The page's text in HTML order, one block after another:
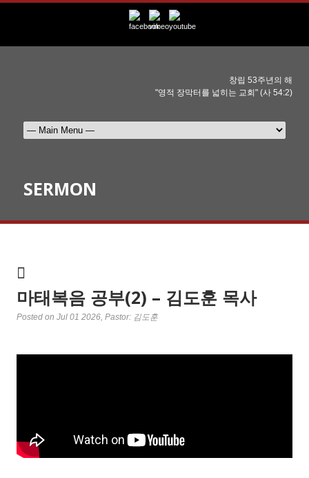
창립 53주년의 해
"영적 장막터를 넓히는 교회" (사 54:2)
SERMON
마태복음 공부(2) – 김도훈 목사
Posted on Jul 01 2026, Pastor: 김도훈